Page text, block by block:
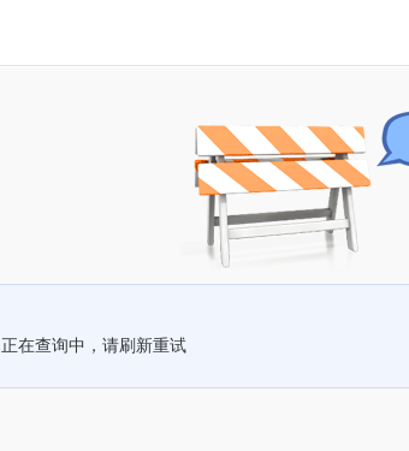
正在查询中，请刷新重试